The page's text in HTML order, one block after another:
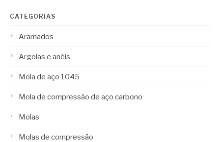
CATEGORIAS
Aramados
Argolas e anéis
Mola de aço 1045
Mola de compressão de aço carbono
Molas
Molas de compressão